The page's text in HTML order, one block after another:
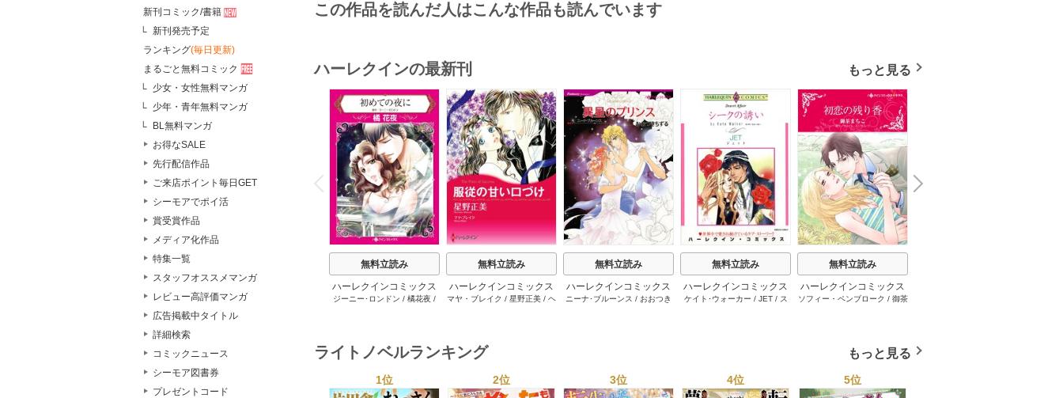
新刊コミック/書籍
新刊発売予定
ランキング(毎日更新)
まるごと無料コミック
少女・女性無料マンガ
少年・青年無料マンガ
BL無料マンガ
お得なSALE
先行配信作品
ご来店ポイント毎日GET
シーモアでポイ活
賞受賞作品
メディア化作品
特集一覧
スタッフオススメマンガ
レビュー高評価マンガ
広告掲載中タイトル
詳細検索
コミックニュース
シーモア図書券
プレゼントコード
この作品を読んだ人はこんな作品も読んでいます
ハーレクインの最新刊 もっと見る
P
r
e
i
o
u
s
無料立読み
ハーレクインコミックス
セット 2026年 vol.1064
ジーニー･ロンドン / 橘花夜 /
無料立読み
ハーレクインコミックス
セット 2026年 vol.1002
マヤ・ブレイク / 星野正美 / ヘ
無料立読み
ハーレクインコミックス
セット 2026年 vol.1063
ニーナ･ブルーンス / おおつき
無料立読み
ハーレクインコミックス
セット 2026年 vol.1001
ケイト･ウォーカー / JET/ ス
無料立読み
ハーレクインコミックス
セット 2026年 vol.1062
ソフィー・ペンブローク / 御茶
一ノ関りん子
N
e
x
t
ライトノベルランキング もっと見る
1位 2位 3位 4位 5位